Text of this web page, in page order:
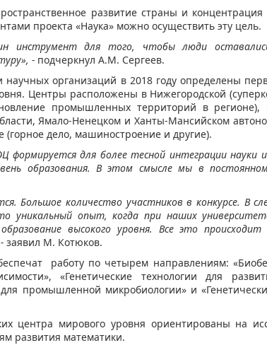
развитие страны и
проекта «Наука» можно осуществить эту цель.
инструмент для того, чтобы люди
- подчеркнул А.М. Сергеев.
научных организаций в 2018 году определены
Центры расположены в Нижегородской
промышленных территорий в регионе),
Ямало-Ненецком и Ханты-Мансийском
(горное дело, машиностроение и другие).
для более тесной интеграции науки и
образования. В этом смысле мы в
Большое количество участников в конкурсе. В
опыт, когда при наших
высокого уровня. Все это происходит
заявил М. Котюков.
работу по четырем направлениям:
«Генетические технологии для
для промышленной микробиологии» и
центра мирового уровня ориентированы на
развития математики.